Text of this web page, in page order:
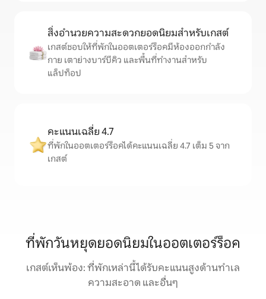
สิ่งอำนวยความสะดวกยอดนิยมสำหรับเกสต์
เกสต์ชอบให้ที่พักในออตเตอร์ร็อคมีห้องออกกำลัง
กาย เตาย่างบาร์บีคิว และพื้นที่ทำงานสำหรับ
แล็ปท็อป
คะแนนเฉลี่ย 4.7
ที่พักในออตเตอร์ร็อคได้คะแนนเฉลี่ย 4.7 เต็ม 5 จาก
เกสต์
ที่พักวันหยุดยอดนิยมในออตเตอร์ร็อค
เกสต์เห็นพ้อง: ที่พักเหล่านี้ได้รับคะแนนสูงด้านทำเล
ความสะอาด และอื่นๆ